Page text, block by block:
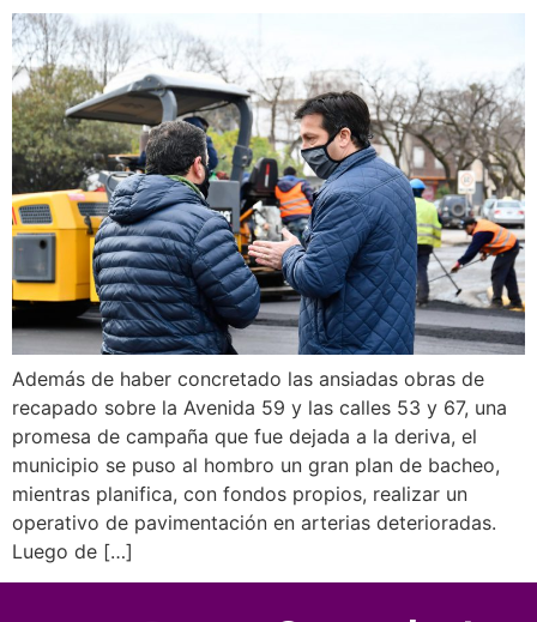
Además de haber concretado las ansiadas obras de
recapado sobre la Avenida 59 y las calles 53 y 67, una
promesa de campaña que fue dejada a la deriva, el
municipio se puso al hombro un gran plan de bacheo,
mientras planifica, con fondos propios, realizar un
operativo de pavimentación en arterias deterioradas.
Luego de […]